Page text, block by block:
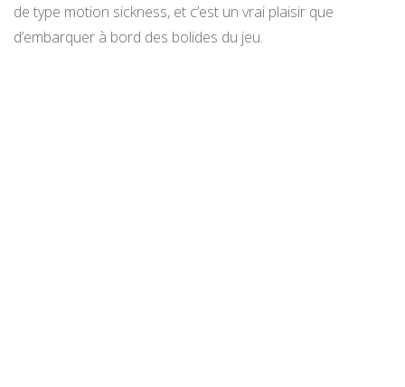
de type motion sickness, et c’est un vrai plaisir que
d’embarquer à bord des bolides du jeu.